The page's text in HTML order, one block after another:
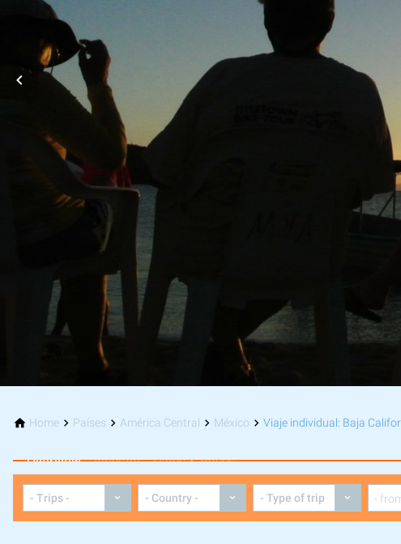
Home Países América Central México Viaje individual: Baja
Overview Itinerary Dates & Prices